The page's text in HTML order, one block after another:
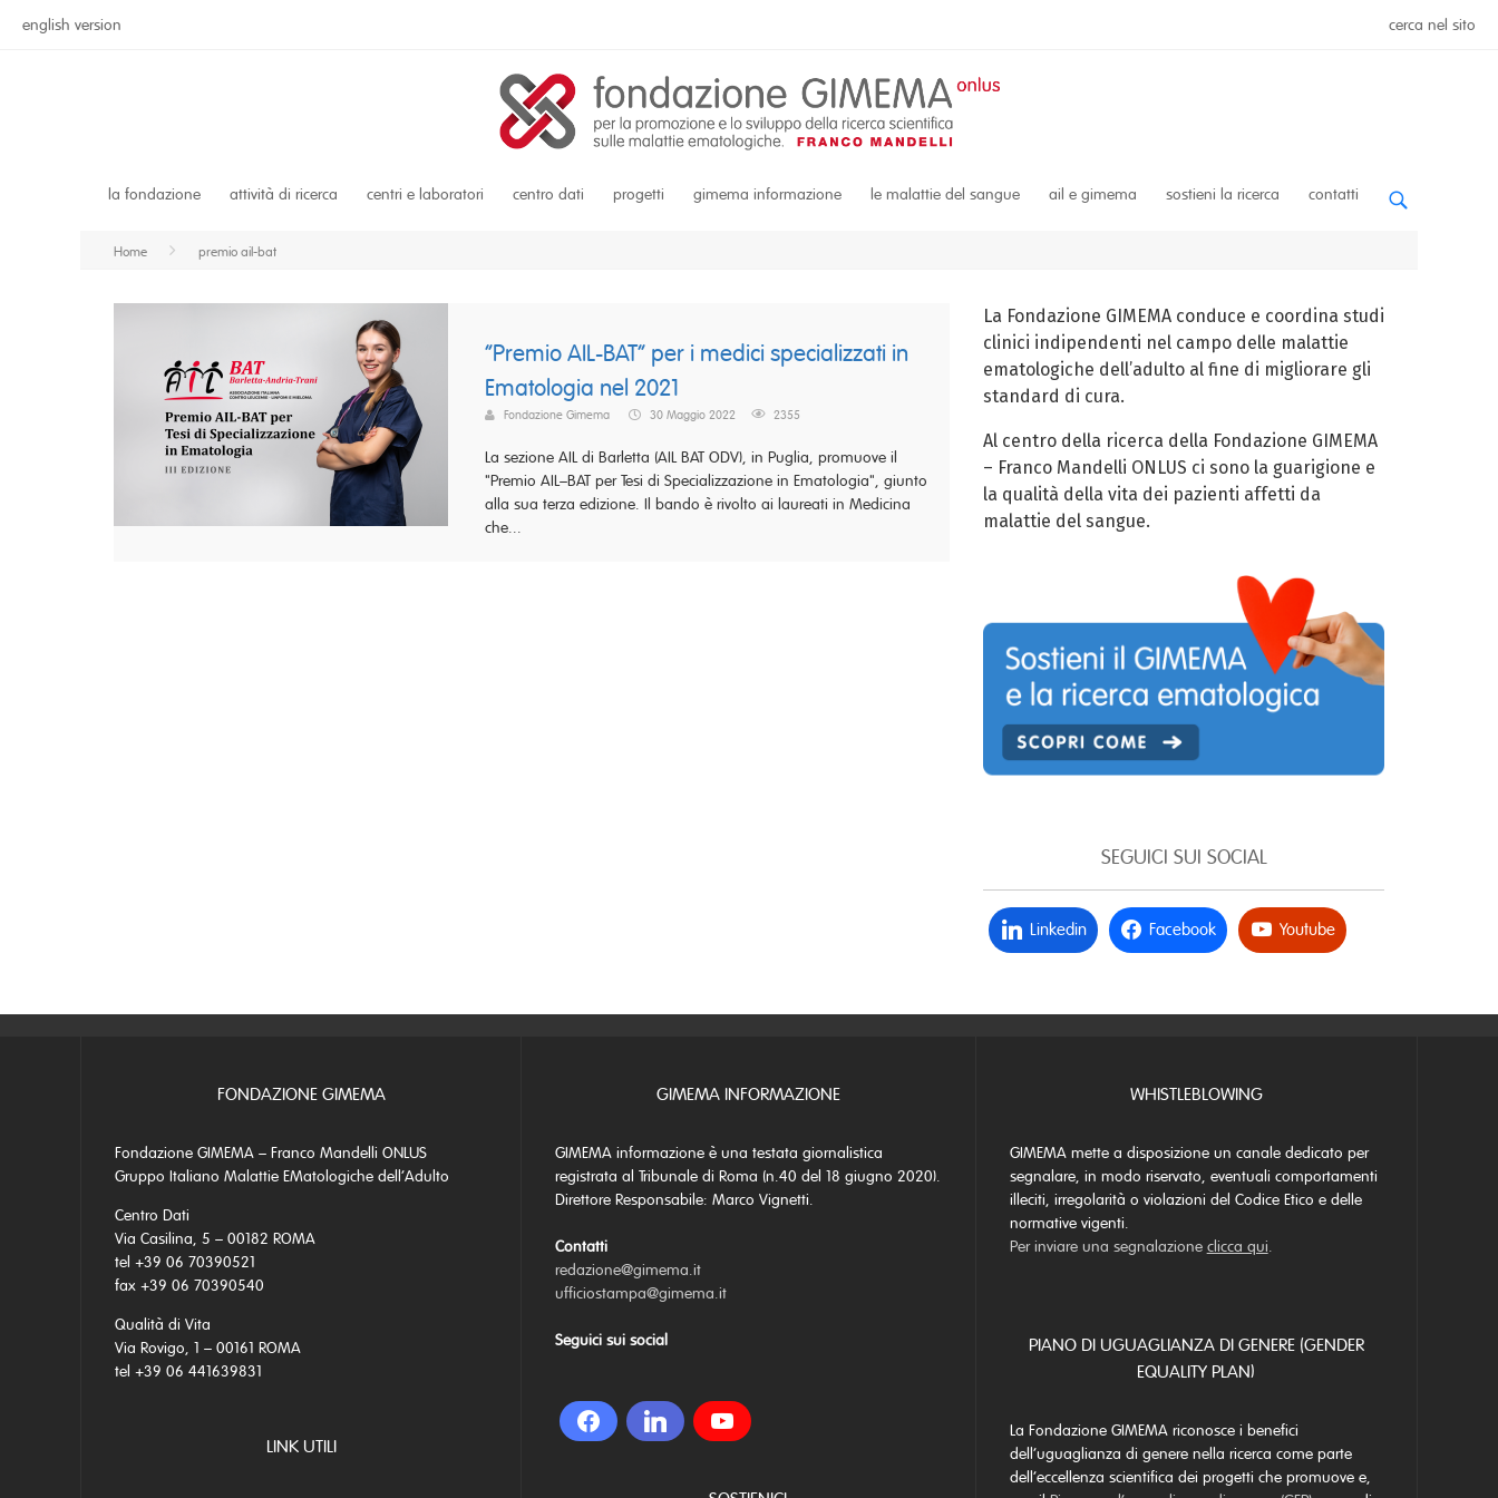
english version cerca nel sito
la fondazione attività di ricerca centri e laboratori centro dati progetti gimema informazione le malattie del sangue ail e gimema sostieni la ricerca contatti
Home premio ail-bat
“Premio AIL-BAT” per i medici specializzati in
Ematologia nel 2021
Fondazione Gimema 30 Maggio 2022 2355
La sezione AIL di Barletta (AIL BAT ODV), in Puglia, promuove il
"Premio AIL–BAT per Tesi di Specializzazione in Ematologia", giunto
alla sua terza edizione. Il bando è rivolto ai laureati in Medicina
che...
La Fondazione GIMEMA conduce e coordina studi
clinici indipendenti nel campo delle malattie
ematologiche dell’adulto al fine di migliorare gli
standard di cura.
Al centro della ricerca della Fondazione GIMEMA
– Franco Mandelli ONLUS ci sono la guarigione e
la qualità della vita dei pazienti affetti da
malattie del sangue.
SEGUICI SUI SOCIAL
Linkedin Facebook Youtube
FONDAZIONE GIMEMA
Fondazione GIMEMA – Franco Mandelli ONLUS
Gruppo Italiano Malattie EMatologiche dell’Adulto
Centro Dati
Via Casilina, 5 – 00182 ROMA
tel +39 06 70390521
fax +39 06 70390540
Qualità di Vita
Via Rovigo, 1 – 00161 ROMA
tel +39 06 441639831
LINK UTILI
GIMEMA INFORMAZIONE
GIMEMA informazione è una testata giornalistica
registrata al Tribunale di Roma (n.40 del 18 giugno 2020).
Direttore Responsabile: Marco Vignetti.
Contatti
redazione@gimema.it
ufficiostampa@gimema.it
Seguici sui social
WHISTLEBLOWING
GIMEMA mette a disposizione un canale dedicato per
segnalare, in modo riservato, eventuali comportamenti
illeciti, irregolarità o violazioni del Codice Etico e delle
normative vigenti.
Per inviare una segnalazione clicca qui.
PIANO DI UGUAGLIANZA DI GENERE (GENDER
EQUALITY PLAN)
La Fondazione GIMEMA riconosce i benefici
dell’uguaglianza di genere nella ricerca come parte
dell’eccellenza scientifica dei progetti che promuove e,